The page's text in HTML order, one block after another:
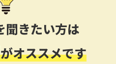
聞きたい方は
がオススメです